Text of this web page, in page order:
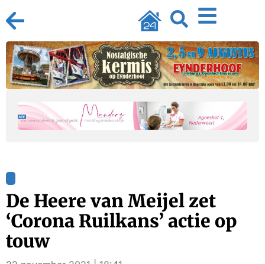
De Heere van Meijel zet
‘Corona Ruilkans’ actie op
touw